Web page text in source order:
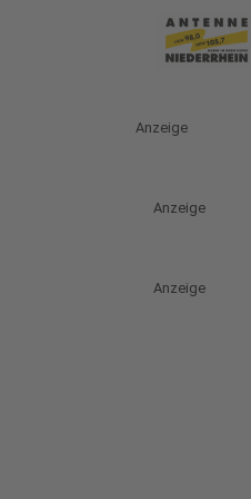
Anzeige
Anzeige
Anzeige